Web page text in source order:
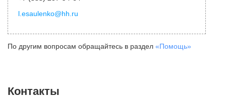
l.esaulenko@hh.ru
По другим вопросам обращайтесь в раздел «Помощь»
Контакты